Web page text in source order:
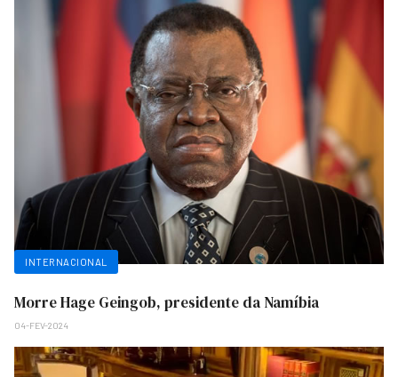
INTERNACIONAL
Morre Hage Geingob, presidente da Namíbia
04-FEV-2024